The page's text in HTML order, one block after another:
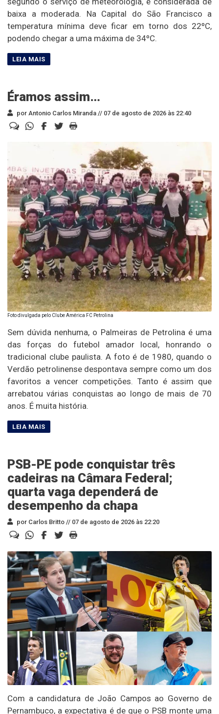
baixa a moderada. Na Capital do São Francisco a
temperatura mínima deve ficar em torno dos 22ºC,
podendo chegar a uma máxima de 34ºC.
Éramos assim…
por Antonio Carlos Miranda // 07 de agosto de 2026 às 22:40
Foto divulgada pelo Clube América FC Petrolina
Sem dúvida nenhuma, o Palmeiras de Petrolina é uma
das forças do futebol amador local, honrando o
tradicional clube paulista. A foto é de 1980, quando o
Verdão petrolinense despontava sempre como um dos
favoritos a vencer competições. Tanto é assim que
arrebatou várias conquistas ao longo de mais de 70
anos. É muita história.
PSB-PE pode conquistar três
cadeiras na Câmara Federal;
quarta vaga dependerá de
desempenho da chapa
por Carlos Britto // 07 de agosto de 2026 às 22:20
Com a candidatura de João Campos ao Governo de
Pernambuco, a expectativa é de que o PSB monte uma